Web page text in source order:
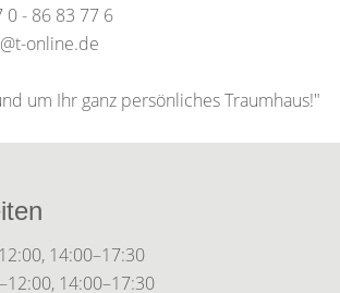
0 - 86 83 77 6
online.de
um Ihr ganz persönliches Traumhaus!"
14:00–17:30
14:00–17:30